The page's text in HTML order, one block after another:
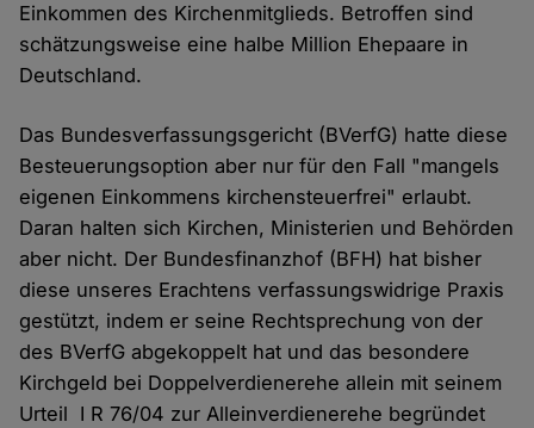
Einkommen des Kirchenmitglieds. Betroffen sind
schätzungsweise eine halbe Million Ehepaare in
Deutschland.
Das Bundesverfassungsgericht (BVerfG) hatte diese
Besteuerungsoption aber nur für den Fall "mangels
eigenen Einkommens kirchensteuerfrei" erlaubt.
Daran halten sich Kirchen, Ministerien und Behörden
aber nicht. Der Bundesfinanzhof (BFH) hat bisher
diese unseres Erachtens verfassungswidrige Praxis
gestützt, indem er seine Rechtsprechung von der
des BVerfG abgekoppelt hat und das besondere
Kirchgeld bei Doppelverdienerehe allein mit seinem
Urteil I R 76/04 zur Alleinverdienerehe begründet